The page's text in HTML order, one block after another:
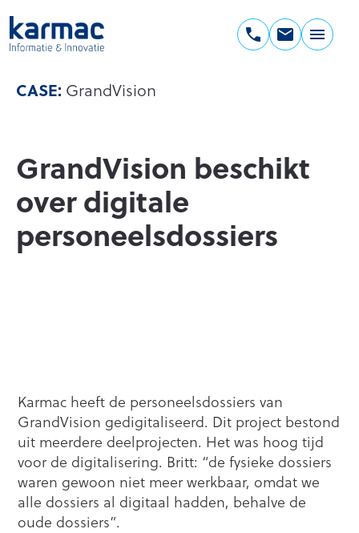
naar
de
Informatie
&CASE: GrandVision
GrandVision beschikt
over digitale
personeelsdossiers
Karmac heeft de personeelsdossiers van
GrandVision gedigitaliseerd. Dit project bestond
uit meerdere deelprojecten. Het was hoog tijd
voor de digitalisering. Britt: “de fysieke dossiers
waren gewoon niet meer werkbaar, omdat we
alle dossiers al digitaal hadden, behalve de
oude dossiers”.